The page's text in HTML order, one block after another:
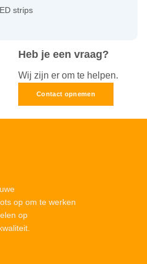
Heb je een vraag?
Wij zijn er om te helpen.
Contact opnemen
strips
op om te werken
op